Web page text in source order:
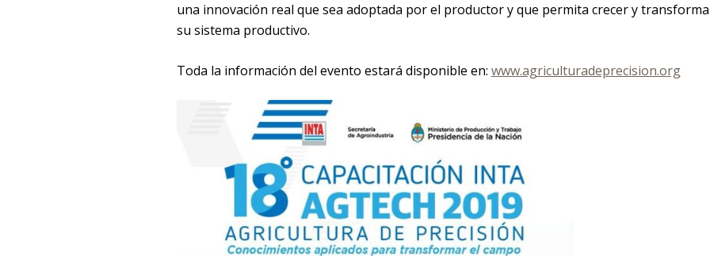
una innovación real que sea adoptada por el productor y que permita crecer y
su sistema productivo.
Toda la información del evento estará disponible en: www.agriculturadeprecision.org